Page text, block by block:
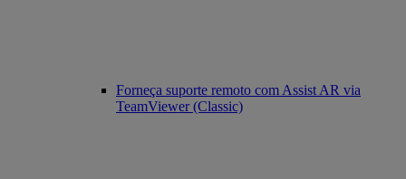
Forneça suporte remoto com Assist AR via
TeamViewer (Classic)